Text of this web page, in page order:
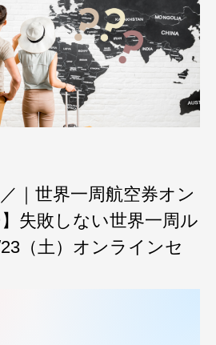
｜世界一周航空券オン
失敗しない世界一周ル
（土）オンラインセ